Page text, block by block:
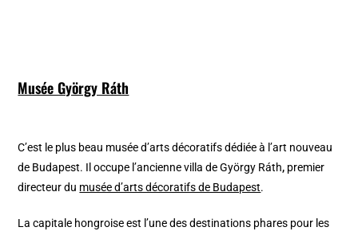
Musée György Ráth
C’est le plus beau musée d’arts décoratifs dédiée à l’art nouveau
de Budapest. Il occupe l’ancienne villa de György Ráth, premier
directeur du musée d’arts décoratifs de Budapest.
La capitale hongroise est l’une des destinations phares pour les